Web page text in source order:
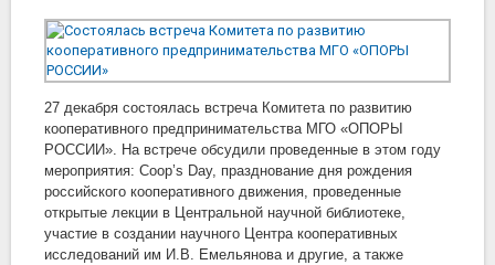
27 декабря состоялась встреча Комитета по развитию
кооперативного предпринимательства МГО «ОПОРЫ
РОССИИ». На встрече обсудили проведенные в этом году
мероприятия: Coop’s Day, празднование дня рождения
российского кооперативного движения, проведенные
открытые лекции в Центральной научной библиотеке,
участие в создании научного Центра кооперативных
исследований им И.В. Емельянова и другие, а также